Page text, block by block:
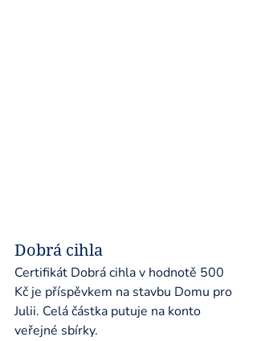
Dobrá cihla
Certifikát Dobrá cihla v hodnotě 500
Kč je příspěvkem na stavbu Domu pro
Julii. Celá částka putuje na konto
veřejné sbírky.